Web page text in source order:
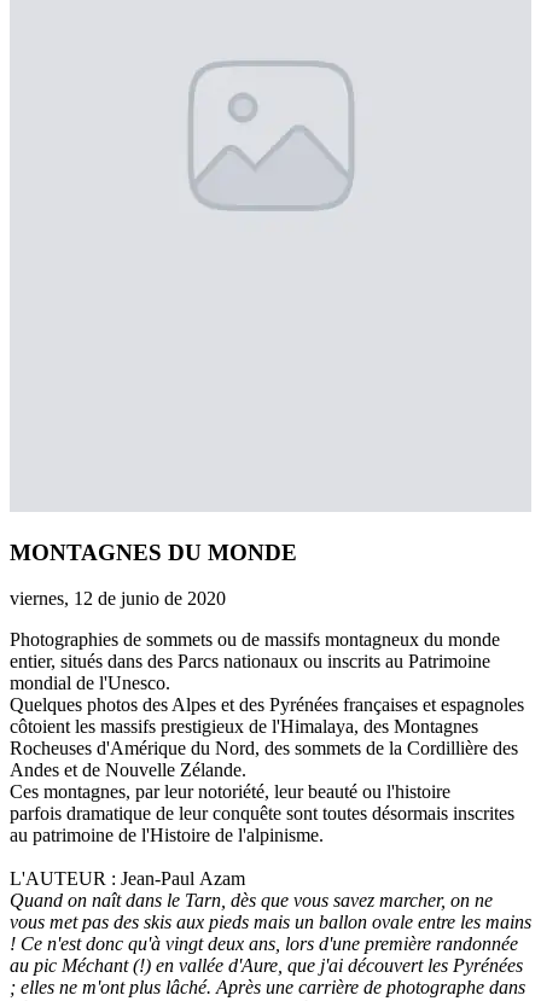
MONTAGNES DU MONDE
viernes, 12 de junio de 2020
Photographies de sommets ou de massifs montagneux du monde
entier, situés dans des Parcs nationaux ou inscrits au Patrimoine
mondial de l'Unesco.
Quelques photos des Alpes et des Pyrénées françaises et espagnoles
côtoient les massifs prestigieux de l'Himalaya, des Montagnes
Rocheuses d'Amérique du Nord, des sommets de la Cordillière des
Andes et de Nouvelle Zélande.
Ces montagnes, par leur notoriété, leur beauté ou l'histoire
parfois dramatique de leur conquête sont toutes désormais inscrites
au patrimoine de l'Histoire de l'alpinisme.
L'AUTEUR : Jean-Paul Azam
Quand on naît dans le Tarn, dès que vous savez marcher, on ne
vous met pas des skis aux pieds mais un ballon ovale entre les mains
! Ce n'est donc qu'à vingt deux ans, lors d'une première randonnée
au pic Méchant (!) en vallée d'Aure, que j'ai découvert les Pyrénées
; elles ne m'ont plus lâché. Après une carrière de photographe dans